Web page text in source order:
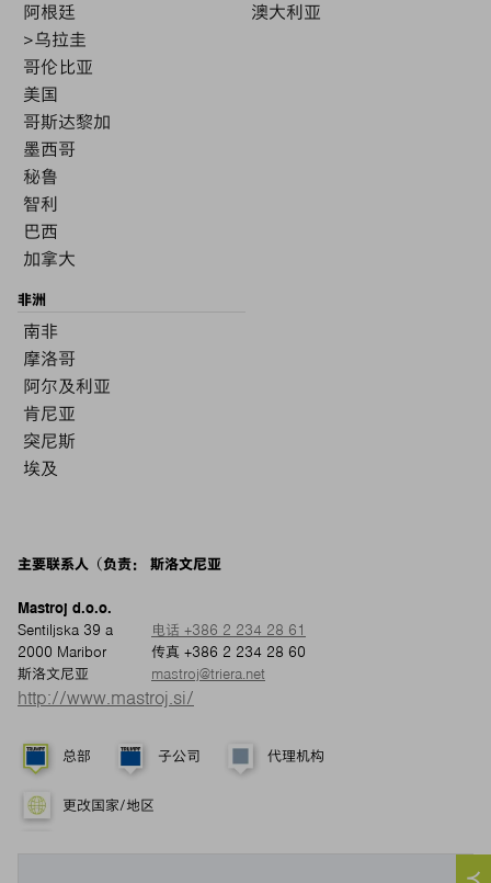
阿根廷
>乌拉圭
哥伦比亚
美国
哥斯达黎加
墨西哥
秘鲁
智利
巴西
加拿大
澳大利亚
非洲
南非
摩洛哥
阿尔及利亚
肯尼亚
突尼斯
埃及
主要联系人（负责： 斯洛文尼亚
Mastroj d.o.o.
Sentiljska 39 a
2000 Maribor
斯洛文尼亚
电话 +386 2 234 28 61
传真 +386 2 234 28 60
mastroj@triera.net
http://www.mastroj.si/
总部 子公司 代理机构
更改国家/地区